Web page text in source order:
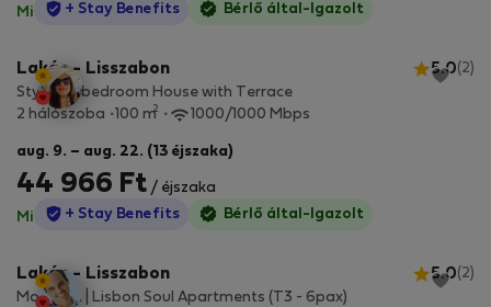
Minden díj benne van·Nincs kaució
StayProtection
+ Stay Benefits Bérlő által-Igazolt
Lakás - Lisszabon 5.0 (2)
Stylish 2-bedroom House with Terrace
2 hálószoba
100 m2 1000/1000 Mbps
aug. 9. – aug. 22. (13 éjszaka)
44 966 Ft / éjszaka
Minden díj benne van·Nincs kaució
StayProtection
+ Stay Benefits Bérlő által-Igazolt
Lakás - Lisszabon 5.0 (2)
Mouraria | Lisbon Soul Apartments (T3 - 6pax)